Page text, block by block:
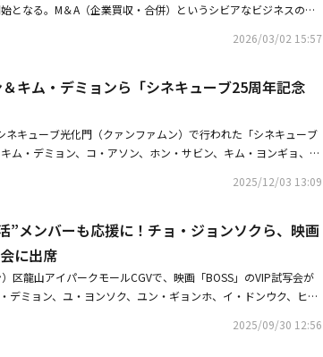
となる。M＆A（企業買収・合併）というシビアなビジネスの世
・心理を武器に、難敵たちとの緊張感あふれる交渉に挑む。株式
うな戦略が次々と展開される。さらには、企業買収や合併それぞ
Aチームのメンバーたちとの信頼関係や企業内の派閥争いなど、
、誰が味方で誰が敵か分からない状況の中で、果たして彼らは経
？ そして、ジュノが胸に秘めた本当の思惑とは。ヒリヒリとし
せない。危機に陥った大企業を救いに来た伝説の交渉人ユン・ジ
復讐代行人～模範タクシー～」シリーズでは激しいアクションや
ン役には「ミセン-未生-」「賢い医師生活」シリーズのキム・デ
させ温かく柔和な話術を持つスニョンを好演している。キャラク
的のためにお互いがお互いの得意とする役割を担い、有利な方向
ケミは必見。さらに、物語は韓国にとどまらず、日本や香港へと
ことも話題に。監督を務めるのは、「その年、私たちは」「よく
2026/03/02 15:57
＆キム・デミョンら「シネキューブ25周年記念
ネキューブ光化門（クァンファムン）で行われた「シネキューブ
ム・デミョン、コ・アソン、ホン・サビン、キム・ヨンギョ、Yo
ョン＆コ・アソン＆ホン・サビン、映画「劇場の時間」舞台挨
2025/12/03 13:09
”メンバーも応援に！チョ・ジョンソクら、映画
に出席
区龍山アイパークモールCGVで、映画「BOSS」のVIP試写会が
デミョン、ユ・ヨンソク、ユン・ギョンホ、イ・ドンウク、ヒョ
ョン・ギュス、ペ・ヒョンソン、イ・ハンウィ、パク・ジュンフ
2025/09/30 12:56